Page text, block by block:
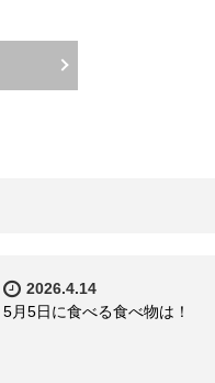
2026.4.14
5月5日に食べる食べ物は！